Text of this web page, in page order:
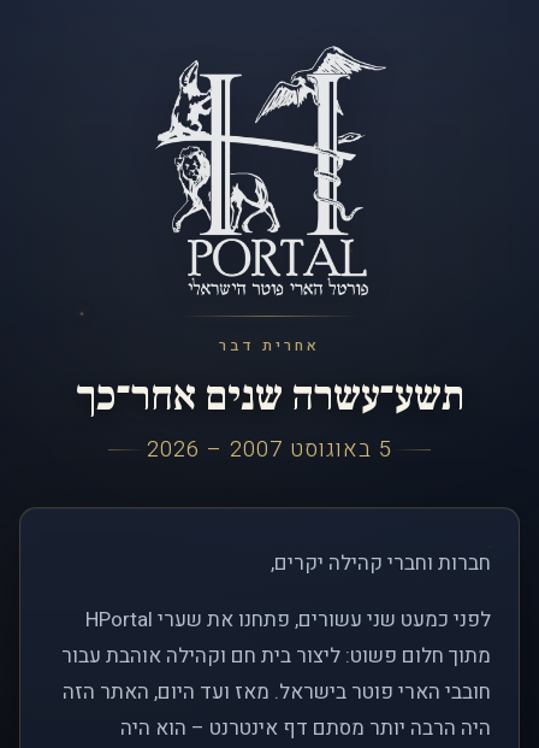
אחרית דבר
תשע־עשרה שנים אחר־כך
5 באוגוסט 2007 – 2026
חברות וחברי קהילה יקרים,
לפני כמעט שני עשורים, פתחנו את שערי HPortal
מתוך חלום פשוט: ליצור בית חם וקהילה אוהבת עבור
חובבי הארי פוטר בישראל. מאז ועד היום, האתר הזה
היה הרבה יותר מסתם דף אינטרנט – הוא היה